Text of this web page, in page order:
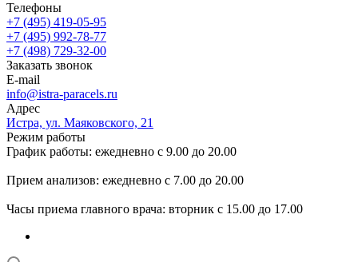
Телефоны
+7 (495) 419-05-95
+7 (495) 992-78-77
+7 (498) 729-32-00
Заказать звонок
E-mail
info@istra-paracels.ru
Адрес
Истра, ул. Маяковского, 21
Режим работы
График работы: ежедневно с 9.00 до 20.00
Прием анализов: ежедневно с 7.00 до 20.00
Часы приема главного врача: вторник с 15.00 до 17.00